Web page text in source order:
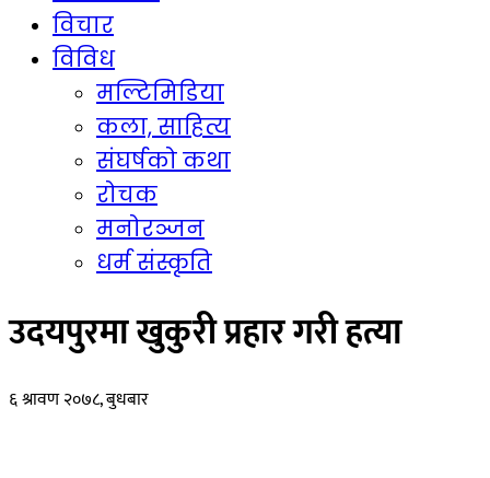
विचार
विविध
मल्टिमिडिया
कला, साहित्य
संघर्षको कथा
रोचक
मनोरञ्जन
धर्म संस्कृति
उदयपुरमा खुकुरी प्रहार गरी हत्या
६ श्रावण २०७८, बुधबार